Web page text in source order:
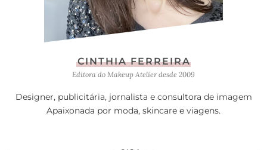
CINTHIA FERREIRA
Editora do Makeup Atelier desde 2009
Designer, publicitária, jornalista e consultora de imagem
Apaixonada por moda, skincare e viagens.